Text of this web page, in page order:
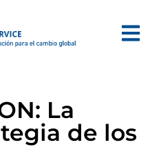
La
de los